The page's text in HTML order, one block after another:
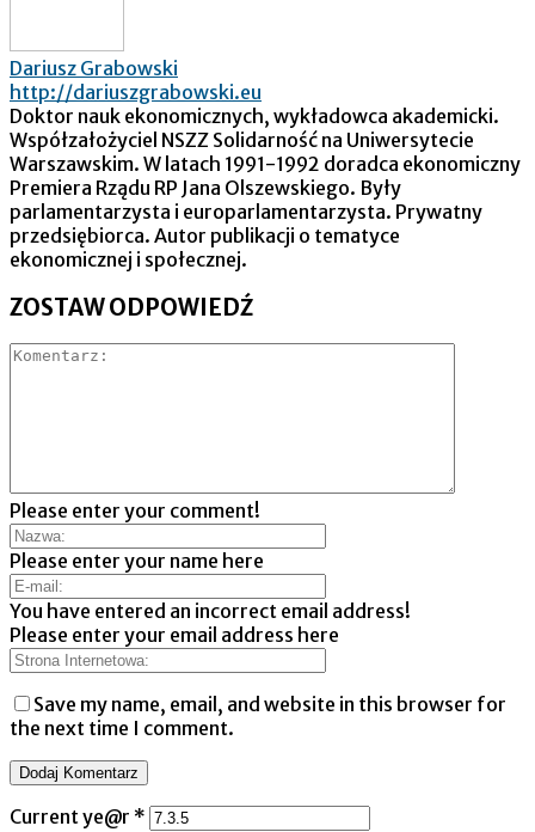
Dariusz Grabowski
http://dariuszgrabowski.eu
Doktor nauk ekonomicznych, wykładowca akademicki.
Współzałożyciel NSZZ Solidarność na Uniwersytecie
Warszawskim. W latach 1991-1992 doradca ekonomiczny
Premiera Rządu RP Jana Olszewskiego. Były
parlamentarzysta i europarlamentarzysta. Prywatny
przedsiębiorca. Autor publikacji o tematyce
ekonomicznej i społecznej.
ZOSTAW ODPOWIEDŹ
Please enter your comment!
Please enter your name here
You have entered an incorrect email address!
Please enter your email address here
Save my name, email, and website in this browser for
the next time I comment.
Current ye@r *